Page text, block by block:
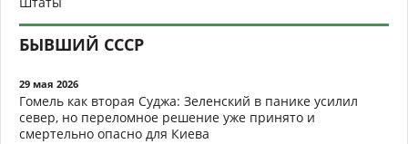
БЫВШИЙ СССР
29 мая 2026
Гомель как вторая Суджа: Зеленский в панике усилил
север, но переломное решение уже принято и
смертельно опасно для Киева